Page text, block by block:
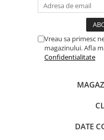
Vreau sa primesc
magazinului. Afla
Confidentialitate
DATE